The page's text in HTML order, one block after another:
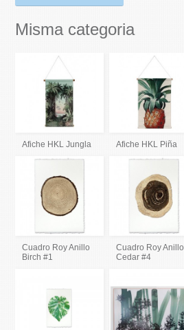
Misma categoria
Afiche HKL Jungla Afiche HKL Piña
Cuadro Roy Anillo
Birch #1
Cuadro Roy Anillo
Cedar #4